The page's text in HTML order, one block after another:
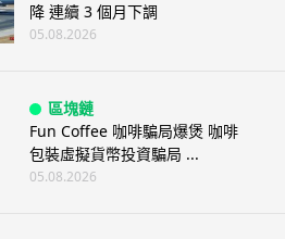
降 連續 3 個月下調
05.08.2026
區塊鏈
Fun Coffee 咖啡騙局爆煲 咖啡
包裝虛擬貨幣投資騙局 ...
05.08.2026